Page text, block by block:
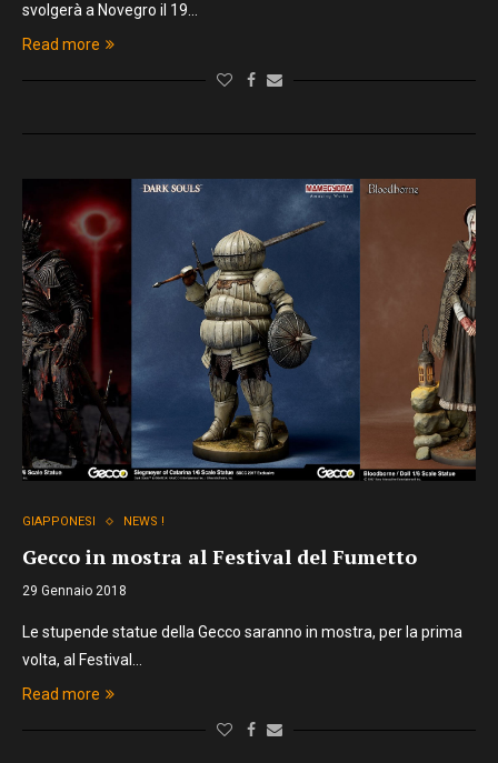
svolgerà a Novegro il 19…
Read more
GIAPPONESI NEWS !
Gecco in mostra al Festival del Fumetto
29 Gennaio 2018
Le stupende statue della Gecco saranno in mostra, per la prima
volta, al Festival…
Read more